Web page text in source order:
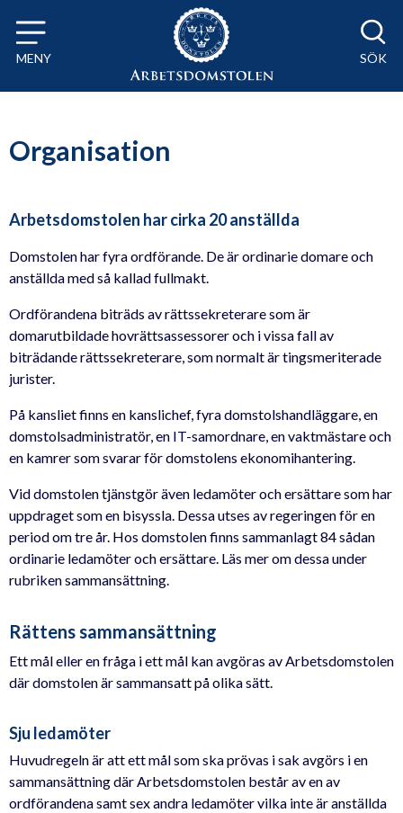
Till innehåll på sidan x
MENY SÖK
Organisation
Arbetsdomstolen har cirka 20 anställda
Domstolen har fyra ordförande. De är ordinarie domare och
anställda med så kallad fullmakt.
Ordförandena biträds av rättssekreterare som är
domarutbildade hovrättsassessorer och i vissa fall av
biträdande rättssekreterare, som normalt är tingsmeriterade
jurister.
På kansliet finns en kanslichef, fyra domstolshandläggare, en
domstolsadministratör, en IT-samordnare, en vaktmästare och
en kamrer som svarar för domstolens ekonomihantering.
Vid domstolen tjänstgör även ledamöter och ersättare som har
uppdraget som en bisyssla. Dessa utses av regeringen för en
period om tre år. Hos domstolen finns sammanlagt 84 sådan
ordinarie ledamöter och ersättare. Läs mer om dessa under
rubriken sammansättning.
Rättens sammansättning
Ett mål eller en fråga i ett mål kan avgöras av Arbetsdomstolen
där domstolen är sammansatt på olika sätt.
Sju ledamöter
Huvudregeln är att ett mål som ska prövas i sak avgörs i en
sammansättning där Arbetsdomstolen består av en av
ordförandena samt sex andra ledamöter vilka inte är anställda